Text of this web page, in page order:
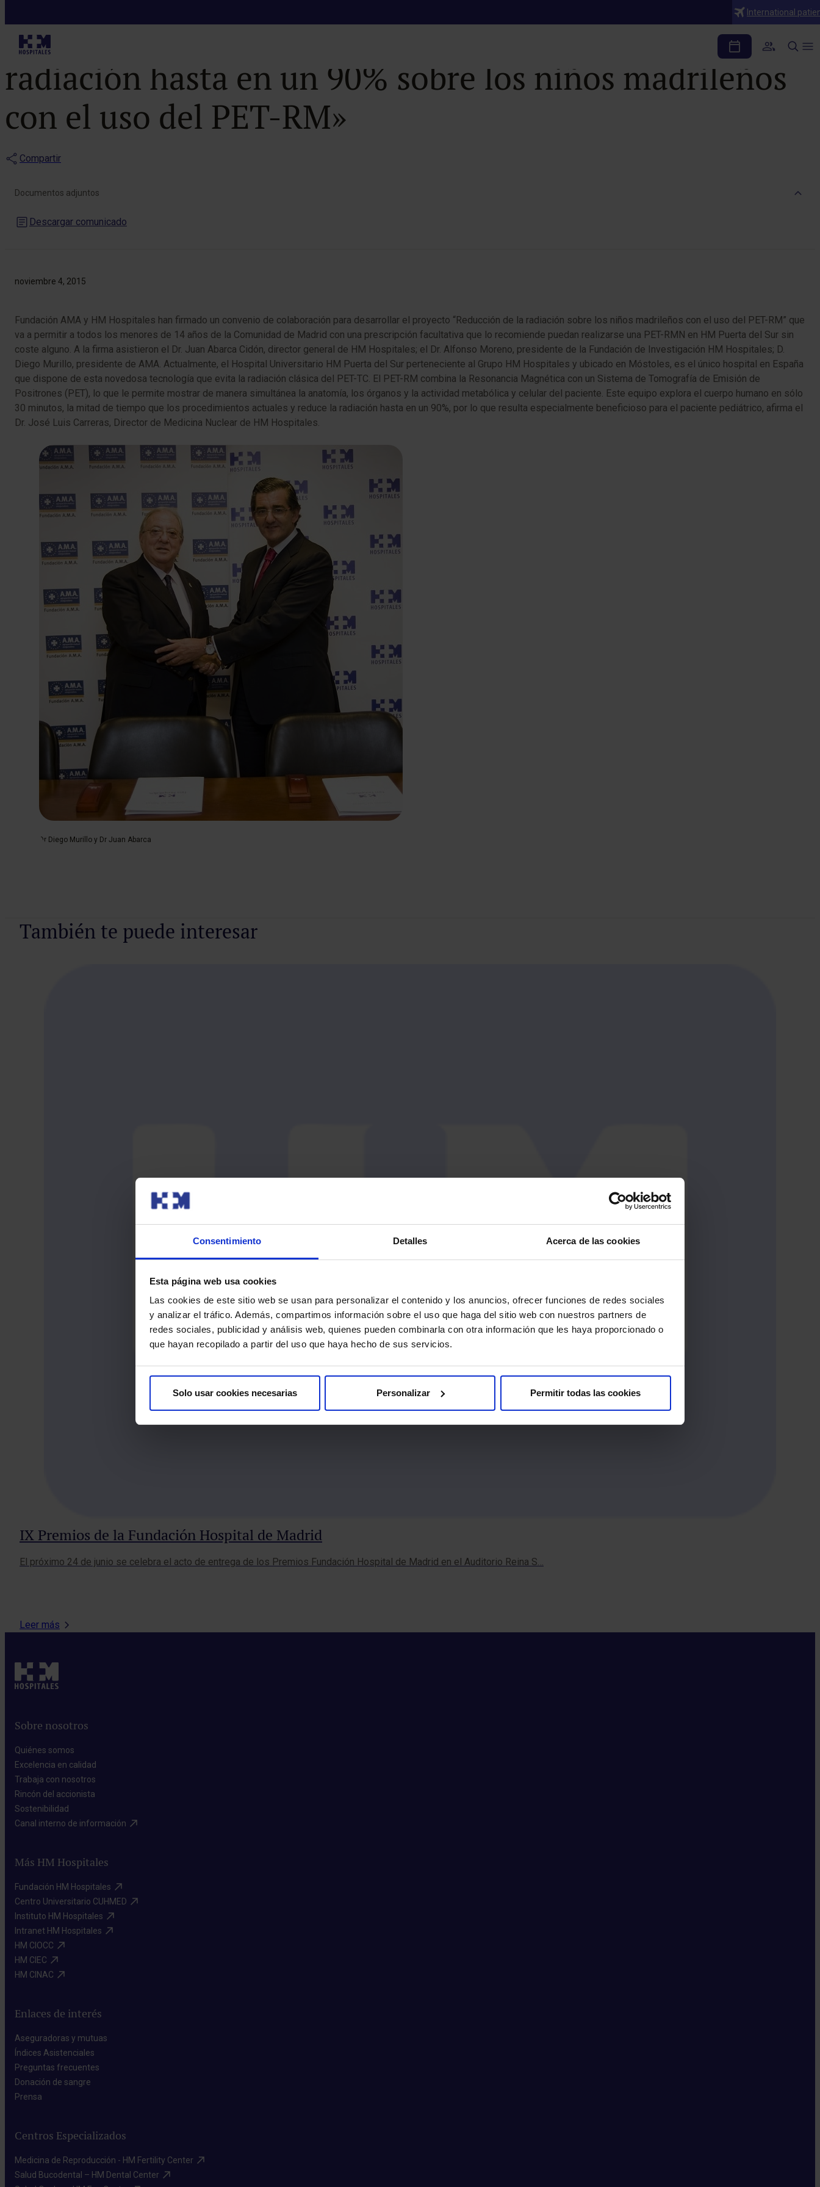
Consentimiento Detalles Acerca de las cookies
Esta página web usa cookies
Las cookies de este sitio web se usan para personalizar el contenido y los anuncios, ofrecer funciones de redes sociales
y analizar el tráfico. Además, compartimos información sobre el uso que haga del sitio web con nuestros partners de
redes sociales, publicidad y análisis web, quienes pueden combinarla con otra información que les haya proporcionado o
que hayan recopilado a partir del uso que haya hecho de sus servicios.
Solo usar cookies necesarias Personalizar Permitir todas las cookies
International
Se pone en marcha el convenio «Reducción de la
radiación hasta en un 90% sobre los niños madrileños
con el uso del PET-RM»
Compartir
noviembre 4, 2015
Fundación AMA y HM Hospitales han firmado un convenio de colaboración para desarrollar el proyecto “Reducción de la radiación sobre los niños madrileños con el uso del PET-RM” que
va a permitir a todos los menores de 14 años de la Comunidad de Madrid con una prescripción facultativa que lo recomiende puedan realizarse una PET-RMN en HM Puerta del Sur sin
coste alguno. A la firma asistieron el Dr. Juan Abarca Cidón, director general de HM Hospitales; el Dr. Alfonso Moreno, presidente de la Fundación de Investigación HM Hospitales; D.
Diego Murillo, presidente de AMA. Actualmente, el Hospital Universitario HM Puerta del Sur perteneciente al Grupo HM Hospitales y ubicado en Móstoles, es el único hospital en España
que dispone de esta novedosa tecnología que evita la radiación clásica del PET-TC. El PET-RM combina la Resonancia Magnética con un Sistema de Tomografía de Emisión de
Positrones (PET), lo que le permite mostrar de manera simultánea la anatomía, los órganos y la actividad metabólica y celular del paciente. Este equipo explora el cuerpo humano en sólo
30 minutos, la mitad de tiempo que los procedimientos actuales y reduce la radiación hasta en un 90%, por lo que resulta especialmente beneficioso para el paciente pediátrico, afirma el
Dr. José Luis Carreras, Director de Medicina Nuclear de HM Hospitales.​
Dr Diego Murillo y Dr Juan Abarca
Documentos adjuntos
Descargar comunicado
También te puede interesar
IX Premios de la Fundación Hospital de Madrid
El próximo 24 de junio se celebra el acto de entrega de los Premios Fundación Hospital de Madrid en el Auditorio Reina S…
Leer más
Sobre nosotros
Quiénes somos​
Excelencia en calidad​
Trabaja con nosotros​
Rincón del accionista​
Sostenibilidad​
Canal interno de información​
Más HM Hospitales
Fundación HM Hospitales​
Centro Universitario CUHMED​
Instituto HM Hospitales​
Intranet HM Hospitales​
HM CIOCC​
HM CIEC​
HM CINAC​
Enlaces de interés
Aseguradoras y mutuas​
Índices Asistenciales​
Preguntas frecuentes​
Donación de sangre​
Prensa​
Centros Especializados
Medicina de Reproducción - HM Fertility Center​
Salud Bucodental – HM Dental Center​